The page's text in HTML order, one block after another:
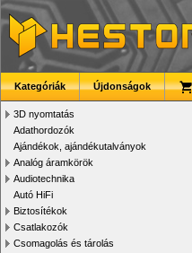
Kategóriák Újdonságok
3D nyomtatás
Adathordozók
Ajándékok, ajándékutalványok
Analóg áramkörök
Audiotechnika
Autó HiFi
Biztosítékok
Csatlakozók
Csomagolás és tárolás